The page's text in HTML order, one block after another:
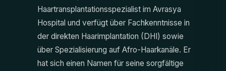
Haartransplantationsspezialist im Avrasya
Hospital und verfügt über Fachkenntnisse in
der direkten Haarimplantation (DHI) sowie
über Spezialisierung auf Afro-Haarkanäle. Er
hat sich einen Namen für seine sorgfältige